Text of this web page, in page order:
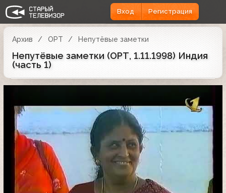
Вход Регистрация
Архив ОРТ Непутёвые заметки
Непутёвые заметки (ОРТ, 1.11.1998) Индия
(часть 1)